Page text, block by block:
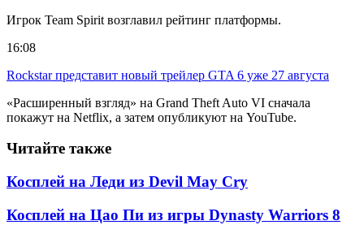
Игрок Team Spirit возглавил рейтинг платформы.
16:08
Rockstar представит новый трейлер GTA 6 уже 27 августа
«Расширенный взгляд» на Grand Theft Auto VI сначала
покажут на Netflix, а затем опубликуют на YouTube.
Читайте также
Косплей на Леди из Devil May Cry
Косплей на Цао Пи из игры Dynasty Warriors 8